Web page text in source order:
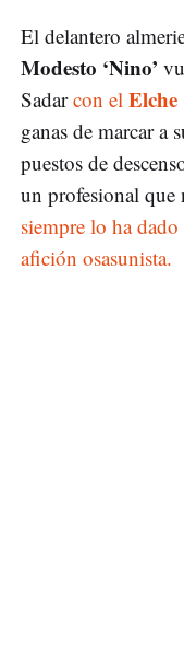
El delantero
Modesto ‘Nino’
Sadarcon el Elche
ganas de marcar a
puestos de
un profesional que
siempre lo ha
afición osasunista.